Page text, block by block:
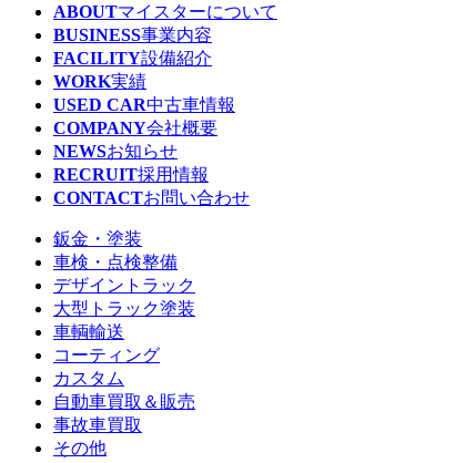
ABOUTマイスターについて
BUSINESS事業内容
FACILITY設備紹介
WORK実績
USED CAR中古車情報
COMPANY会社概要
NEWSお知らせ
RECRUIT採用情報
CONTACTお問い合わせ
鈑金・塗装
車検・点検整備
デザイントラック
大型トラック塗装
車輌輸送
コーティング
カスタム
自動車買取＆販売
事故車買取
その他